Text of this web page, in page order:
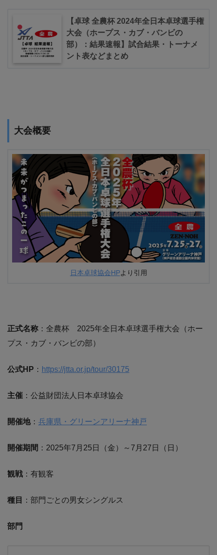
【卓球 全農杯 2024年全日本卓球選手権
大会（ホープス・カブ・バンビの
部）：結果速報】試合結果・トーナメ
ント表などまとめ
大会概要
日本卓球協会HPより引用
正式名称 ：全農杯 2025年全日本卓球選手権大会（ホー
プス・カブ・バンビの部）
公式HP ： https://jtta.or.jp/tour/30175
主催 ：公益財団法人日本卓球協会
開催地： 兵庫県・グリーンアリーナ神戸
開催期間 ：2025年7月25日（金）～7月27日（日）
観戦 ：有観客
種目 ：部門ごとの男女シングルス
部門